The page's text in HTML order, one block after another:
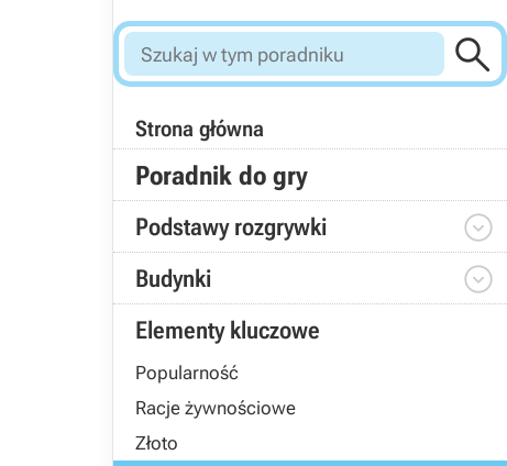

Strona główna
Poradnik do gry
Podstawy rozgrywki 
Budynki 
Elementy kluczowe
Popularność
Racje żywnościowe
Złoto